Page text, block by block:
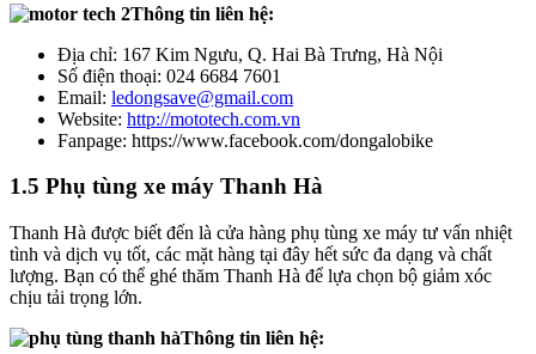
Thông tin liên hệ:
Địa chỉ: 167 Kim Ngưu, Q. Hai Bà Trưng, Hà Nội
Số điện thoại: 024 6684 7601
Email: ledongsave@gmail.com
Website: http://mototech.com.vn
Fanpage: https://www.facebook.com/dongalobike
1.5 Phụ tùng xe máy Thanh Hà
Thanh Hà được biết đến là cửa hàng phụ tùng xe máy tư vấn nhiệt
tình và dịch vụ tốt, các mặt hàng tại đây hết sức đa dạng và chất
lượng. Bạn có thể ghé thăm Thanh Hà để lựa chọn bộ giảm xóc
chịu tải trọng lớn.
Thông tin liên hệ: